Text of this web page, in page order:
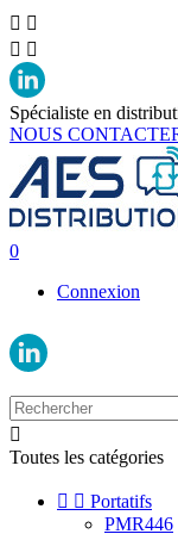
 
 
Spécialiste en
NOUS
0
Connexion

Toutes les catégories
  Portatifs
PMR446